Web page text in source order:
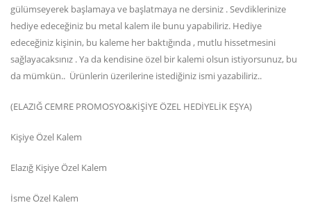
gülümseyerek başlamaya ve başlatmaya ne dersiniz . Sevdiklerinize
hediye edeceğiniz bu metal kalem ile bunu yapabiliriz. Hediye
edeceğiniz kişinin, bu kaleme her baktığında , mutlu hissetmesini
sağlayacaksınız . Ya da kendisine özel bir kalemi olsun istiyorsunuz, bu
da mümkün.. Ürünlerin üzerilerine istediğiniz ismi yazabiliriz..
(ELAZIĞ CEMRE PROMOSYO&KİŞİYE ÖZEL HEDİYELİK EŞYA)
Kişiye Özel Kalem
Elazığ Kişiye Özel Kalem
İsme Özel Kalem